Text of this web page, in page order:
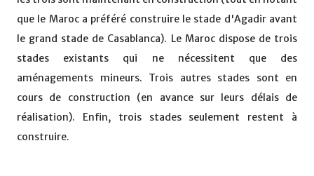
que le Maroc a préféré construire le stade d'Agadir avant
le grand stade de Casablanca). Le Maroc dispose de trois
stades existants qui ne nécessitent que des
aménagements mineurs. Trois autres stades sont en
cours de construction (en avance sur leurs délais de
réalisation). Enfin, trois stades seulement restent à
construire.